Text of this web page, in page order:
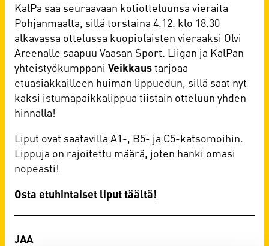
KalPa saa seuraavaan kotiotteluunsa vieraita
Pohjanmaalta, sillä torstaina 4.12. klo 18.30
alkavassa ottelussa kuopiolaisten vieraaksi Olvi
Areenalle saapuu Vaasan Sport. Liigan ja KalPan
yhteistyökumppani Veikkaustarjoaa
etuasiakkailleen huiman lippuedun, sillä saat nyt
kaksi istumapaikkalippua tiistain otteluun yhden
hinnalla!
Liput ovat saatavilla A1-, B5- ja C5-katsomoihin.
Lippuja on rajoitettu määrä, joten hanki omasi
nopeasti!
Osta etuhintaiset liput täältä!